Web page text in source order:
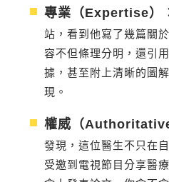
專業（Expertise）
站，看到他寫了幾篇關
容不但條理分明，還引
據，甚至附上清晰的圖
現。
權威（
發現，這位醫生不只在
受邀到電視節目分享醫